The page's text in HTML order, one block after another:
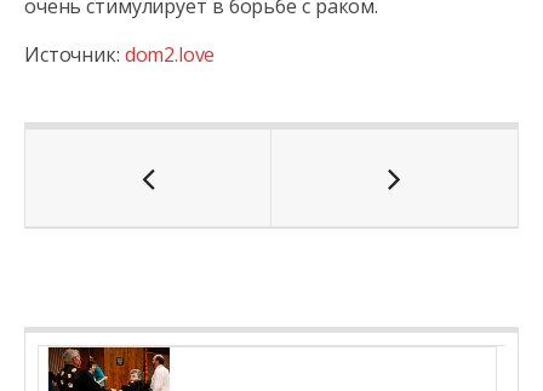
очень стимулирует в борьбе с раком.
Источник: dom2.love